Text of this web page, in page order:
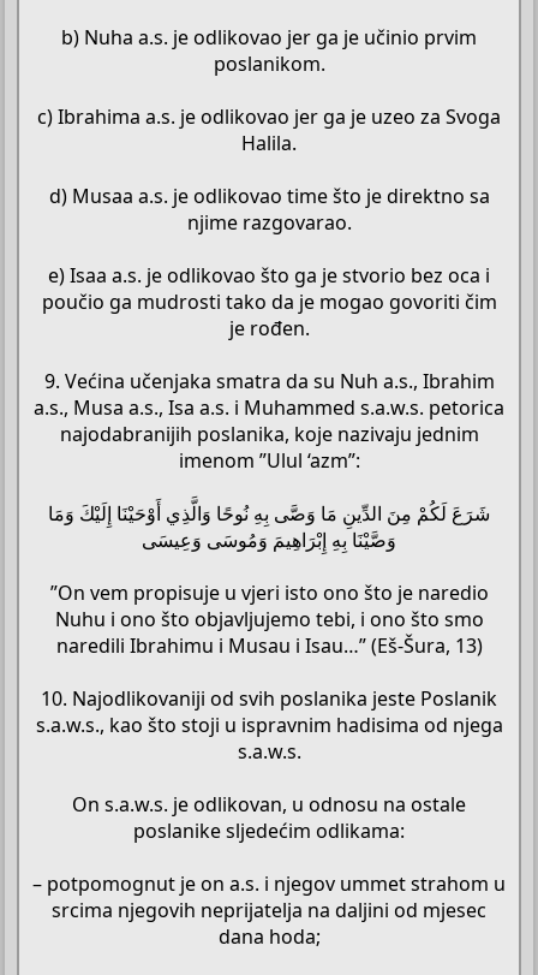
b) Nuha a.s. je odlikovao jer ga je učinio prvim
poslanikom.
c) Ibrahima a.s. je odlikovao jer ga je uzeo za Svoga
Halila.
d) Musaa a.s. je odlikovao time što je direktno sa
njime razgovarao.
e) Isaa a.s. je odlikovao što ga je stvorio bez oca i
poučio ga mudrosti tako da je mogao govoriti čim
je rođen.
9. Većina učenjaka smatra da su Nuh a.s., Ibrahim
a.s., Musa a.s., Isa a.s. i Muhammed s.a.w.s. petorica
najodabranijih poslanika, koje nazivaju jednim
imenom ”Ulul ‘azm”:
شَرَعَ لَكُمْ مِنَ الدِّينِ مَا وَصَّى بِهِ نُوحًا وَالَّذِي أَوْحَيْنَا إِلَيْكَ وَمَا
وَصَّيْنَا بِهِ إِبْرَاهِيمَ وَمُوسَى وَعِيسَى
”On vem propisuje u vjeri isto ono što je naredio
Nuhu i ono što objavljujemo tebi, i ono što smo
naredili Ibrahimu i Musau i Isau…” (Eš-Šura, 13)
10. Najodlikovaniji od svih poslanika jeste Poslanik
s.a.w.s., kao što stoji u ispravnim hadisima od njega
s.a.w.s.
On s.a.w.s. je odlikovan, u odnosu na ostale
poslanike sljedećim odlikama:
– potpomognut je on a.s. i njegov ummet strahom u
srcima njegovih neprijatelja na daljini od mjesec
dana hoda;